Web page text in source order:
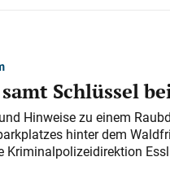
Schlüssel
Hinweise zu einem
hinter dem
Kriminalpolizeidirektion